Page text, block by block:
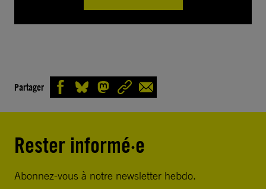
Partager
Rester informé·e
Abonnez-vous à notre newsletter hebdo.